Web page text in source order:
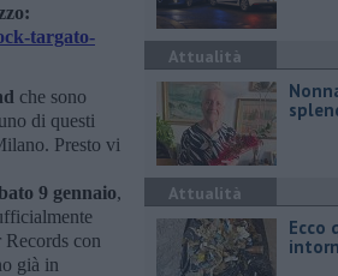
targato-
che sono
di questi
Presto vi
9 gennaio,
con
già in
Attualità
Attualità
Ecco